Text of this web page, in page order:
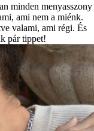
minden menyasszony
ami nem a miénk.
valami, ami régi. És
pár tippet!